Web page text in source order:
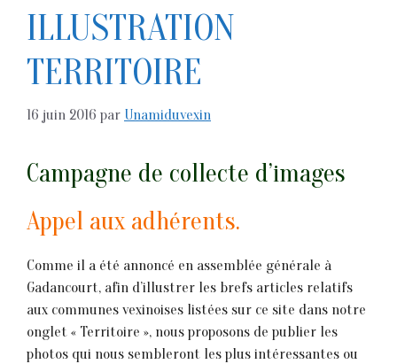
ILLUSTRATION
TERRITOIRE
16 juin 2016 par Unamiduvexin
Campagne de collecte d’images
Appel aux adhérents.
Comme il a été annoncé en assemblée générale à
Gadancourt, afin d’illustrer les brefs articles relatifs
aux communes vexinoises listées sur ce site dans notre
onglet « Territoire », nous proposons de publier les
photos qui nous sembleront les plus intéressantes ou